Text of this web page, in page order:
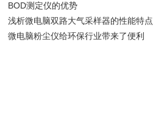
BOD测定仪的优势
浅析微电脑双路大气采样器的性能特点
微电脑粉尘仪给环保行业带来了便利